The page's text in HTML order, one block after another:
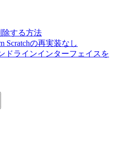
除する方法
Scratchの再実装なし
ドラインインターフェイスを